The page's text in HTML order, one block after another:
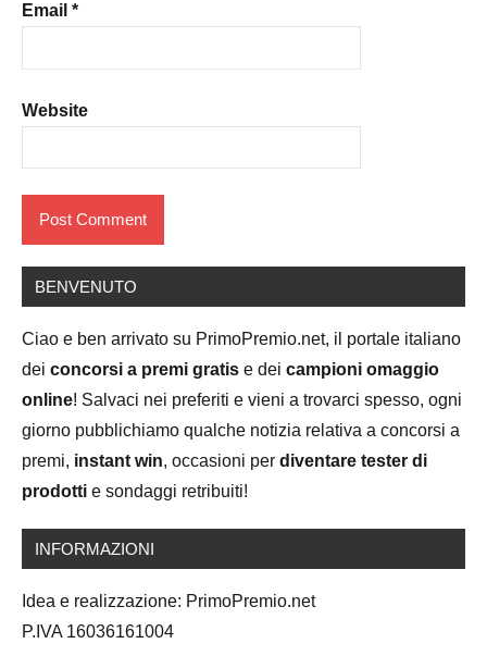
Email *
Website
BENVENUTO
Ciao e ben arrivato su PrimoPremio.net, il portale italiano
dei concorsi a premi gratis e dei campioni omaggio
online! Salvaci nei preferiti e vieni a trovarci spesso, ogni
giorno pubblichiamo qualche notizia relativa a concorsi a
premi, instant win, occasioni per diventare tester di
prodotti e sondaggi retribuiti!
INFORMAZIONI
Idea e realizzazione: PrimoPremio.net
P.IVA 16036161004